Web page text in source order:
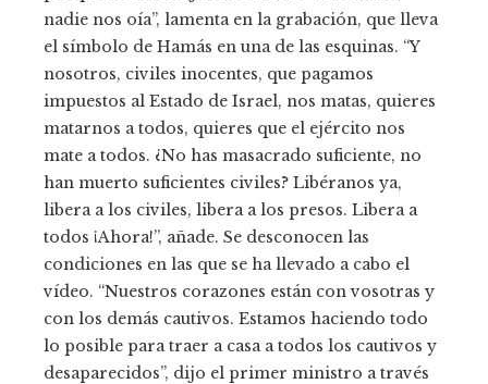
nadie nos oía”, lamenta en la grabación, que lleva
el símbolo de Hamás en una de las esquinas. “Y
nosotros, civiles inocentes, que pagamos
impuestos al Estado de Israel, nos matas, quieres
matarnos a todos, quieres que el ejército nos
mate a todos. ¿No has masacrado suficiente, no
han muerto suficientes civiles? Libéranos ya,
libera a los civiles, libera a los presos. Libera a
todos ¡Ahora!”, añade. Se desconocen las
condiciones en las que se ha llevado a cabo el
vídeo. “Nuestros corazones están con vosotras y
con los demás cautivos. Estamos haciendo todo
lo posible para traer a casa a todos los cautivos y
desaparecidos”, dijo el primer ministro a través